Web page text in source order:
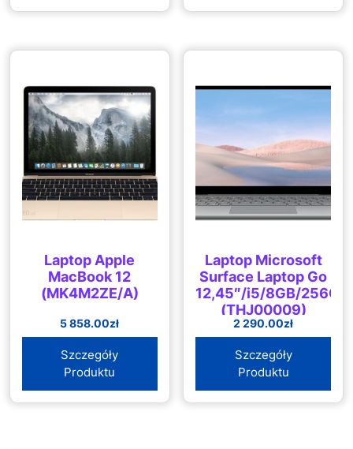
Laptop Apple
MacBook 12
(MK4M2ZE/A)
5 858.00zł
Szczegóły
Produktu
Laptop Microsoft
Surface Laptop Go
12,45″/i5/8GB/
(THJ00009)
2 290.00zł
Szczegóły
Produktu